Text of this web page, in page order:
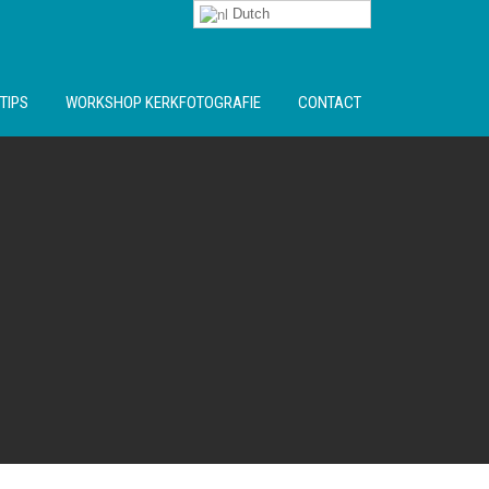
WORKSHOP KERKFOTOGRAFIE CONTACT
Dutch